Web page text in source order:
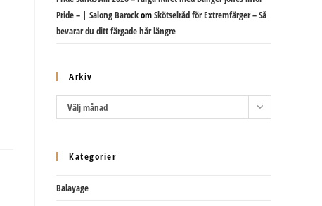
Pride – | Salong BarockomSkötselråd för Extremfärger – Så
bevarar du ditt färgade hår längre
Arkiv
ArkivVälj månad
Kategorier
Balayage